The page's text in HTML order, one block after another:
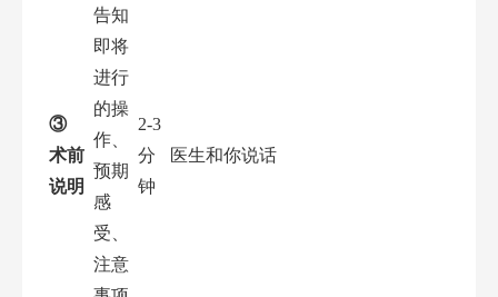
③
术前
说明
告知
即将
进行
的操
作、
预期
感
受、
注意
2-3
分
钟
医生和你说话